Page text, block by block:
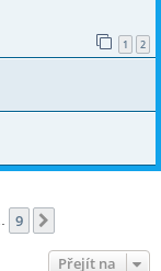
1 2
9
Přejít na